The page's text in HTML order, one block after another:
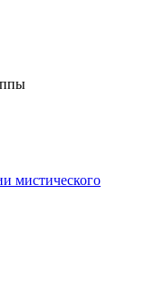
мистического